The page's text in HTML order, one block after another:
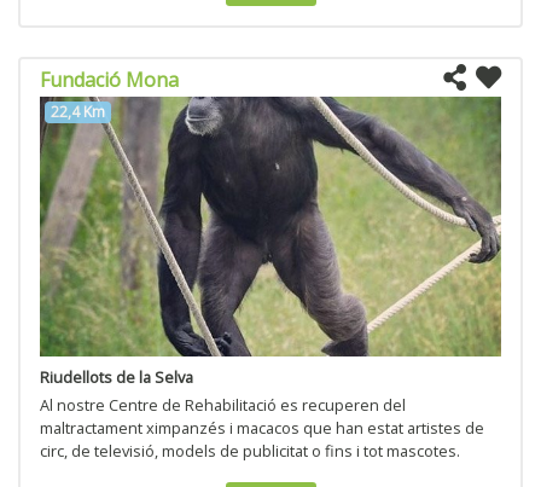
Fundació Mona
22,4 Km
Riudellots de la Selva
Al nostre Centre de Rehabilitació es recuperen del
maltractament ximpanzés i macacos que han estat artistes de
circ, de televisió, models de publicitat o fins i tot mascotes.